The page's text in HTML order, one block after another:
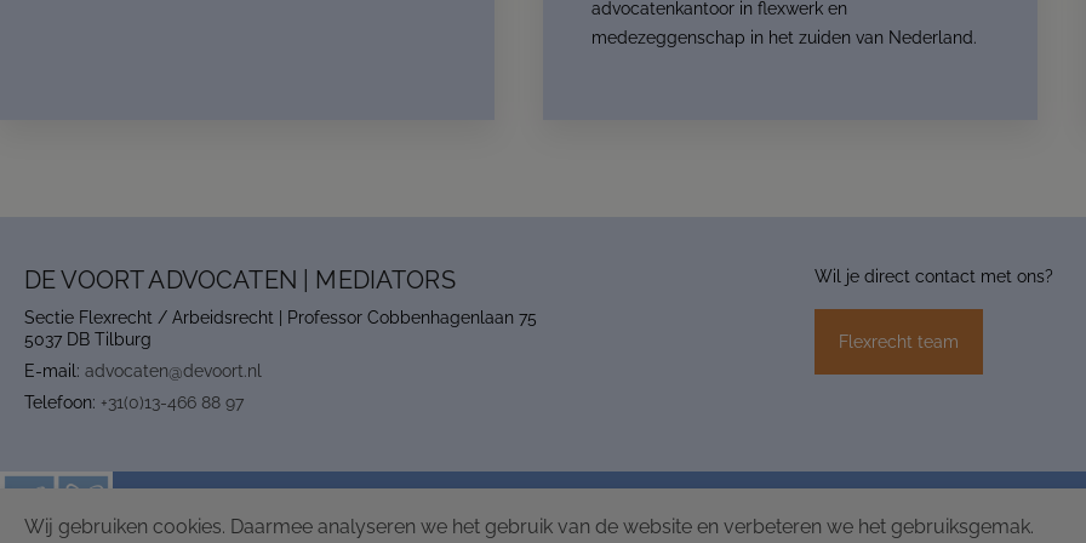
advocatenkantoor in flexwerk en
medezeggenschap in het zuiden van Nederland.
DE VOORT ADVOCATEN | MEDIATORS
Sectie Flexrecht / Arbeidsrecht | Professor Cobbenhagenlaan 75
5037 DB Tilburg
E-mail: advocaten@devoort.nl
Telefoon: +31(0)13-466 88 97
Wil je direct contact met ons?
Flexrecht team
PRIVACY POLICY DISCLAIMER ALGEMENE VOORWAARDEN DE VOORT ADVOCATEN | MEDIATORS
Wij gebruiken cookies. Daarmee analyseren we het gebruik van de website en verbeteren we het gebruiksgemak.